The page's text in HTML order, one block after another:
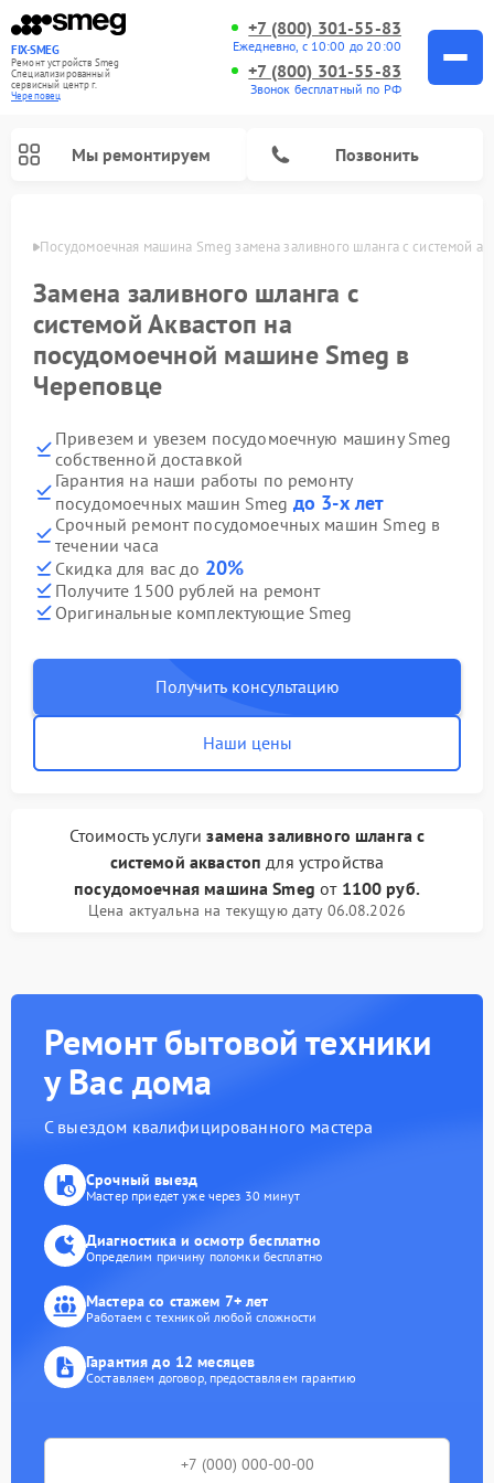
FIX-SMEG
Ремонт устройств Smeg
Специализированный
cервисный центр г.
Череповец
+7 (800) 301-55-83
Ежедневно, с 10:00 до 20:00
+7 (800) 301-55-83
Звонок бесплатный по РФ
Мы ремонтируем Позвонить
Посудомоечная машина Smeg замена заливного шланга с системой
Замена заливного шланга с
системой Аквастоп на
посудомоечной машине Smeg в
Череповце
Привезем и увезем посудомоечную машину Smeg
собственной доставкой
Гарантия на наши работы по ремонту
посудомоечных машин Smeg до 3-х лет
Срочный ремонт посудомоечных машин Smeg в
течении часа
Скидка для вас до 20%
Получите 1500 рублей на ремонт
Оригинальные комплектующие Smeg
Получить консультацию
Наши цены
Стоимость услугизамена заливного шланга с
системой аквастоп для устройства
посудомоечная машина Smeg от 1100 руб.
Цена актуальна на текущую дату 06.08.2026
Ремонт бытовой техники
у Вас дома
С выездом квалифицированного мастера
Срочный выезд
Мастер приедет уже через 30 минут
Диагностика и осмотр бесплатно
Определим причину поломки бесплатно
Мастера со стажем 7+ лет
Работаем с техникой любой сложности
Гарантия до 12 месяцев
Составляем договор, предоставляем гарантию